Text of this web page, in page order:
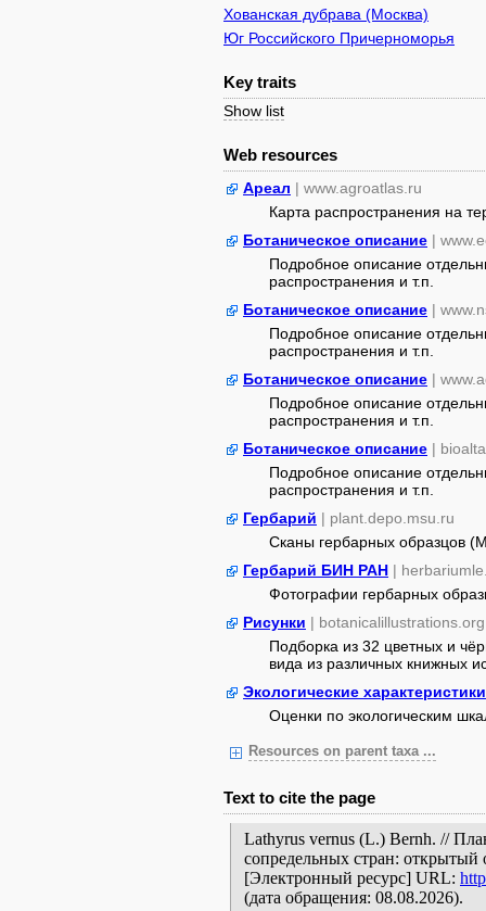
Хованская дубрава (Москва)
Юг Российского Причерноморья
Key traits
Show list
Web resources
Ареал | www.agroatlas.ru
Карта распространения на
Ботаническое описание |
Подробное описание
распространения и т.п.
Ботаническое описание |
Подробное описание
распространения и т.п.
Ботаническое описание |
Подробное описание
распространения и т.п.
Ботаническое описание |
Подробное описание
распространения и т.п.
Гербарий | plant.depo.msu.ru
Сканы гербарных образцов
Гербарий БИН РАН |
Фотографии гербарных
Рисунки | botanicalillustrations.org
Подборка из 32 цветных и
вида из различных книжных
Экологические характеристики
Оценки по экологическим
Resources on parent taxa ...
Text to cite the page
Lathyrus vernus (L.) Bernh. //
сопредельных стран: открытый
[Электронный ресурс] URL:
(дата обращения: 08.08.2026).